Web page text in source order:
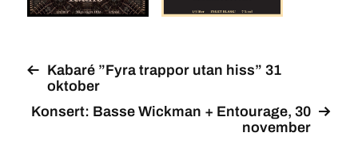
Kabaré ”Fyra trappor utan hiss” 31
oktober
Konsert: Basse Wickman + Entourage, 30
november